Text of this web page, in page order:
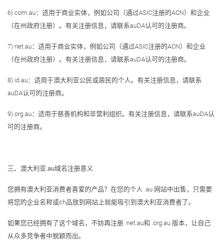
6) com.au：适用于商业实体，例如公司（通过ASIC注册的ACN）和企业
（在州政府注册）。有关注册信息，请联系auDA认可的注册商。
7) net.au：适用于商业实体，例如公司（通过ASIC注册的ACN）和企业
（在州政府注册）。有关注册信息，请联系auDA认可的注册商。
8) id.au：适用于澳大利亚公民或居民的个人。有关注册信息，请联系
auDA认可的注册商。
9) org.au：适用于慈善机构和非营利组织。有关注册信息，请联系auDA认
可的注册商。
三、澳大利亚.au域名注册意义
您拥有澳大利亚消费者喜爱的产品？在您的个人 .au 网站中出售，只需要
将您的企业名称或ch品放到网站上就能吸引到澳大利亚消费者了。
如果您已经拥有了这个域名，不妨再注册 .net.au和 .org.au 版本，让自己
从众多竞争者中脱颖而出。